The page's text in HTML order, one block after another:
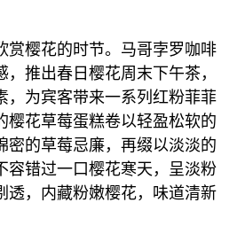
赏樱花的时节。马哥孛罗咖啡
推出春日樱花周末下午茶，
，为宾客带来一系列红粉菲菲
樱花草莓蛋糕卷以轻盈松软的
密的草莓忌廉，再缀以淡淡的
容错过一口樱花寒天，呈淡粉
透，内藏粉嫩樱花，味道清新